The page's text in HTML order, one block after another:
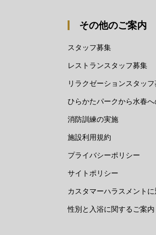
その他のご案内
スタッフ募集
レストランスタッフ募集
リラクゼーションスタッ
ひらかたパークから水春へ
消防訓練の実施
施設利用規約
プライバシーポリシー
サイトポリシー
カスタマーハラスメント
性別と入浴に関するご案内